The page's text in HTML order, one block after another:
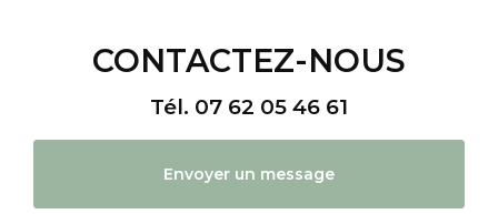
CONTACTEZ-NOUS
Tél. 07 62 05 46 61
Envoyer un message